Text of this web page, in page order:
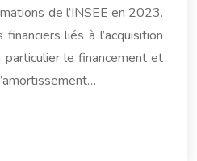
de l’INSEE en 2023.
liés à l’acquisition
particulier le financement et